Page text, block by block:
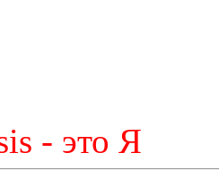
- это Я